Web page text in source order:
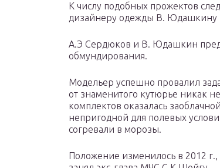
К числу подобных прожектов
дизайнеру одежды В. Юдашкину
А.Э Сердюков и В. Юдашкин
обмундирования.
Модельер успешно провалил
от знаменитого кутюрье никак
комплектов оказалась
непригодной для полевых
согревали в морозы.
Положение изменилось в 2012 г.,